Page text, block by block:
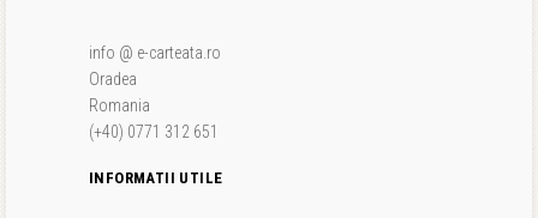
info @ e-carteata.ro
Oradea
Romania
(+40) 0771 312 651
INFORMATII UTILE